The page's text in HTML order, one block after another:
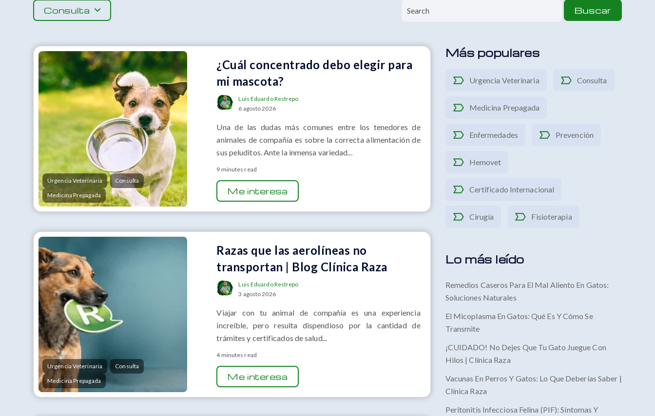
Consulta Buscar
Más populares
Urgencia Veterinaria Consulta
Medicina Prepagada
Enfermedades Prevención
Hemovet
Certificado Internacional
Cirugía Fisioterapia
Lo más leído
Remedios Caseros Para El Mal Aliento En Gatos:
Soluciones Naturales
El Micoplasma En Gatos: Qué Es Y Cómo Se
Transmite
¡CUIDADO! No Dejes Que Tu Gato Juegue Con
Hilos | Clínica Raza
Vacunas En Perros Y Gatos: Lo Que Deberías Saber |
Clínica Raza
Peritonitis Infecciosa Felina (PIF): Síntomas Y
Urgencia Veterinaria , Consulta ,
Medicina Prepagada
¿Cuál concentrado debo elegir para
mi mascota?
Luis Eduardo Restrepo
6 agosto 2026
Una de las dudas más comunes entre los tenedores de
animales de compañía es sobre la correcta alimentación de
sus peluditos. Ante la inmensa variedad...
9 minutes read
Me interesa
Urgencia Veterinaria Consulta
Medicina Prepagada
Razas que las aerolíneas no
transportan | Blog Clínica Raza
Luis Eduardo Restrepo
3 agosto 2026
Viajar con tu animal de compañía es una experiencia
increíble, pero resulta dispendioso por la cantidad de
trámites y certificados de salud...
4 minutes read
Me interesa